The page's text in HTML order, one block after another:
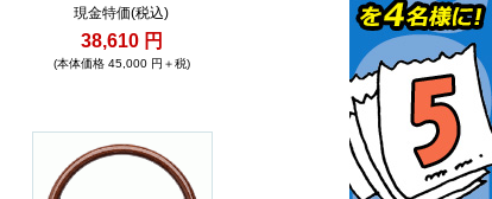
現金特価(税込)
38,610 円
(本体価格 45,000 円＋税)